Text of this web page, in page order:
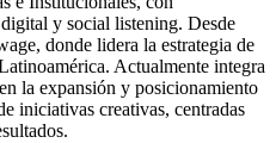
y social listening. Desde
donde lidera la estrategia de
Actualmente integra
la expansión y posicionamiento
iniciativas creativas, centradas